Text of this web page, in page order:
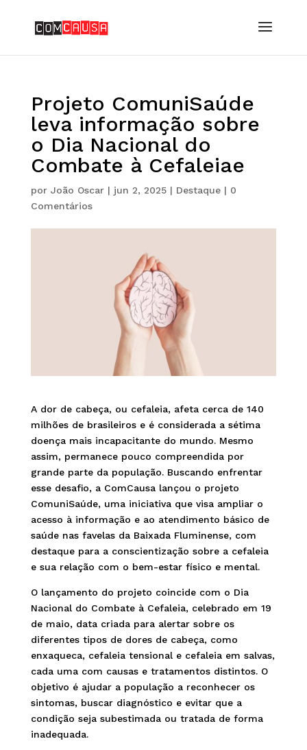
Projeto ComuniSaúde
leva informação sobre
o Dia Nacional do
Combate à Cefaleiae
por João Oscar| jun 2, 2025| Destaque| 0
Comentários
A dor de cabeça, ou cefaleia, afeta cerca de 140
milhões de brasileiros e é considerada a sétima
doença mais incapacitante do mundo. Mesmo
assim, permanece pouco compreendida por
grande parte da população. Buscando enfrentar
esse desafio, a ComCausa lançou o projeto
ComuniSaúde, uma iniciativa que visa ampliar o
acesso à informação e ao atendimento básico de
saúde nas favelas da Baixada Fluminense, com
destaque para a conscientização sobre a cefaleia
e sua relação com o bem-estar físico e mental.
O lançamento do projeto coincide com o Dia
Nacional do Combate à Cefaleia, celebrado em 19
de maio, data criada para alertar sobre os
diferentes tipos de dores de cabeça, como
enxaqueca, cefaleia tensional e cefaleia em salvas,
cada uma com causas e tratamentos distintos. O
objetivo é ajudar a população a reconhecer os
sintomas, buscar diagnóstico e evitar que a
condição seja subestimada ou tratada de forma
inadequada.